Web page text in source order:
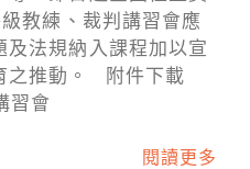
教練、裁判講習會應
及法規納入課程加以宣
之推動。 附件下載
習會
閱讀更多